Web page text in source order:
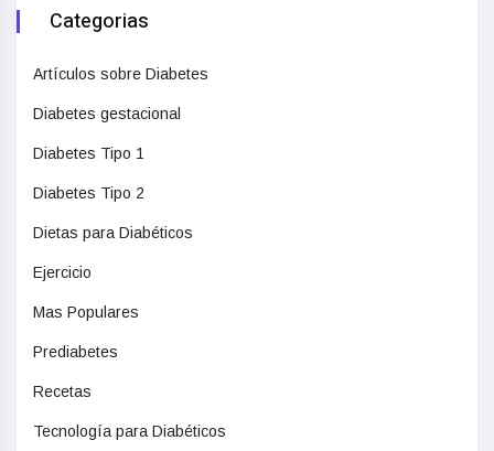
Categorias
Artículos sobre Diabetes
Diabetes gestacional
Diabetes Tipo 1
Diabetes Tipo 2
Dietas para Diabéticos
Ejercicio
Mas Populares
Prediabetes
Recetas
Tecnología para Diabéticos